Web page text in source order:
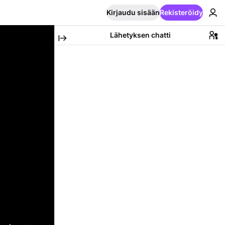
Kirjaudu sisäänRekisteröidy
Lähetyksen chatti